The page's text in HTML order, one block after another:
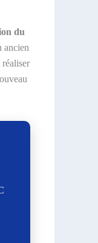
du
ancien
réaliser